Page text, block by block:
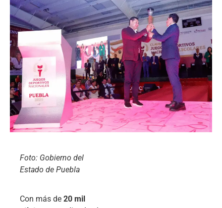
Foto: Gobierno del
Estado de Puebla
Con más de 20 mil